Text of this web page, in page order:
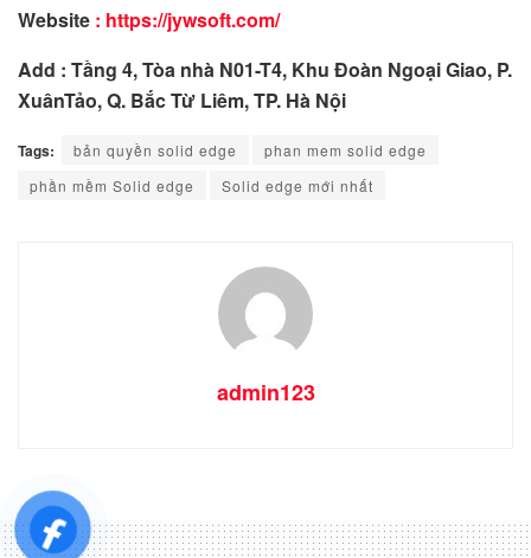
Website : https://jywsoft.com/
Add : Tầng 4, Tòa nhà N01-T4, Khu Đoàn Ngoại Giao, P.
XuânTảo, Q. Bắc Từ Liêm, TP. Hà Nội
Tags: bản quyền solid edge
phan mem solid edge
phần mềm Solid edge
Solid edge mới nhất
admin123